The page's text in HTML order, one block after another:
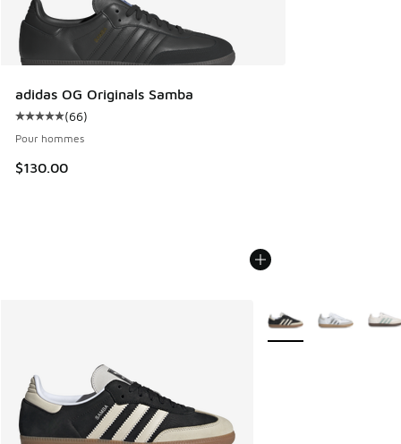
adidas OG Originals Samba
Cote moyenne du client - [5 sur 5 étoiles], 66
(66)
Pour hommes
$130.00
Plus de couleurs